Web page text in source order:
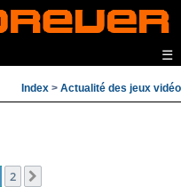
☰
Index > Actualité des jeux vidéo
2